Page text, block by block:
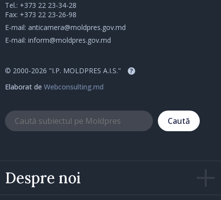
Despre noi
Tel.: +373 22 23-34-28
Fax: +373 22 23-26-98
E-mail: anticamera@moldpres.gov.md
E-mail: inform@moldpres.gov.md
© 2000-2026 "I.P. MOLDPRES A.I.S." ?
Elaborat de Webconsulting.md
Caută